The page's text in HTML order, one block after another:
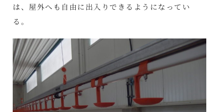
は、屋外へも自由に出入りできるようになってい
る。